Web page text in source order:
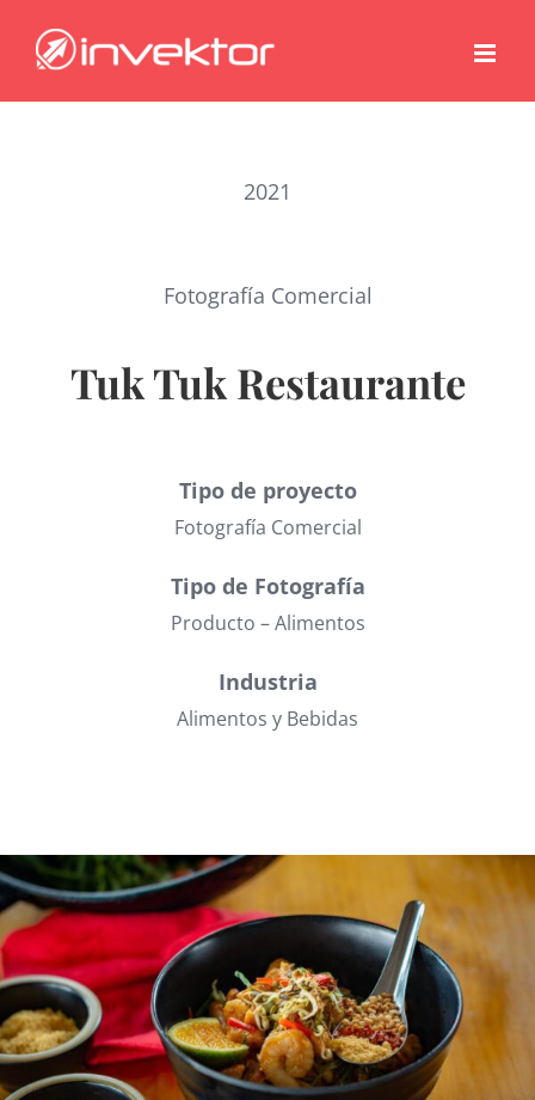
2021
Fotografía Comercial
Tuk Tuk Restaurante
Tipo de proyecto
Fotografía Comercial
Tipo de Fotografía
Producto – Alimentos
Industria
Alimentos y Bebidas